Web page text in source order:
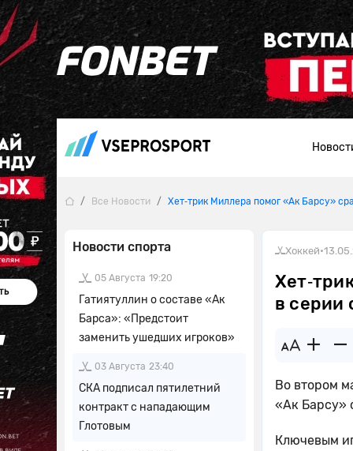
Все Новости Хет‑трик Миллера помог «Ак Барсу»
Новости спорта
05 Августа 19:20
Гатиятуллин о составе «Ак
Барса»: «Предстоит
заменить ушедших игроков»
03 Августа 23:40
СКА подписал пятилетний
контракт с нападающим
Глотовым
Хоккей•
в серии
Во втором
«Ак Барсу»
Ключевым